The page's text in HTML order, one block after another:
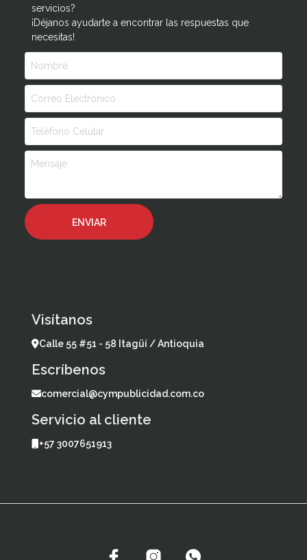
servicios?
¡Déjanos ayudarte a encontrar las respuestas que
necesitas!
Visítanos
Calle 55 #51 - 58 Itagüí / Antioquia
Escríbenos
comercial@cympublicidad.com.co
Servicio al cliente
+57 3007651913